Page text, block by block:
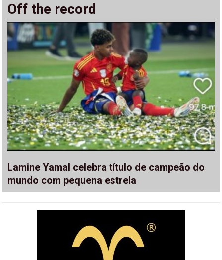
Off the record
Lamine Yamal celebra título de campeão do
mundo com pequena estrela